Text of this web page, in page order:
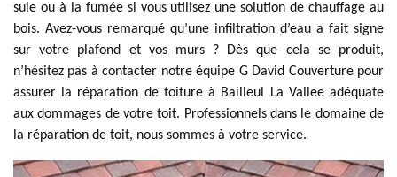
suie ou à la fumée si vous utilisez une solution de chauffage au
bois. Avez-vous remarqué qu’une infiltration d’eau a fait signe
sur votre plafond et vos murs ? Dès que cela se produit,
n’hésitez pas à contacter notre équipe G David Couverture pour
assurer la réparation de toiture à Bailleul La Vallee adéquate
aux dommages de votre toit. Professionnels dans le domaine de
la réparation de toit, nous sommes à votre service.